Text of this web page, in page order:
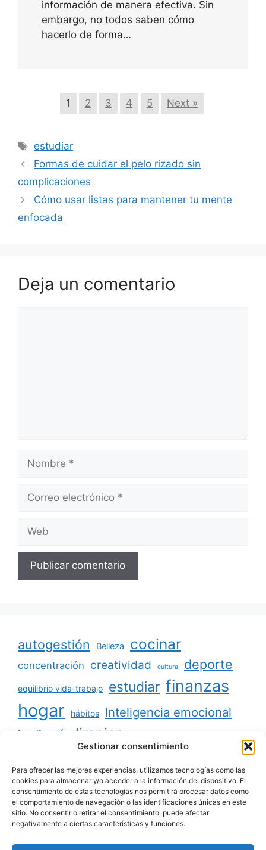
Gestionar consentimiento
Para ofrecer las mejores experiencias, utilizamos tecnologías como las
cookies para almacenar y/o acceder a la información del dispositivo. El
consentimiento de estas tecnologías nos permitirá procesar datos como
el comportamiento de navegación o las identificaciones únicas en este
sitio. No consentir o retirar el consentimiento, puede afectar
negativamente a ciertas características y funciones.
información de manera efectiva. Sin
embargo, no todos saben cómo
hacerlo de forma…
1 2 3 4 5 Next »
Etiquetas
estudiar
Formas de cuidar el pelo rizado sin
complicaciones
Cómo usar listas para mantener tu mente
enfocada
Deja un comentario
Nombre
Correo
Web
autogestión Belleza cocinar
concentración creatividad cultura deporte
equilibrio vida-trabajo estudiar finanzas
hogar hábitos Inteligencia emocional
jardinería limpiar
minimalismo niños
ordenar organizar productividad
reciclaje relaciones sociales salud
tecnología viajar voluntariado